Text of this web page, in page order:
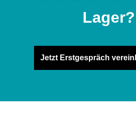
Lager?
Jetzt Erstgespräch